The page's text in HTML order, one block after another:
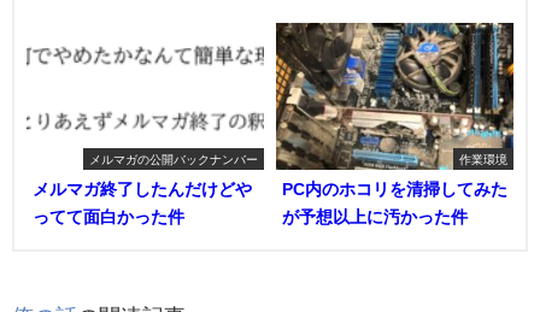
メルマガの公開バックナンバー
メルマガ終了したんだけどや
ってて面白かった件
作業環境
PC内のホコリを清掃してみた
が予想以上に汚かった件